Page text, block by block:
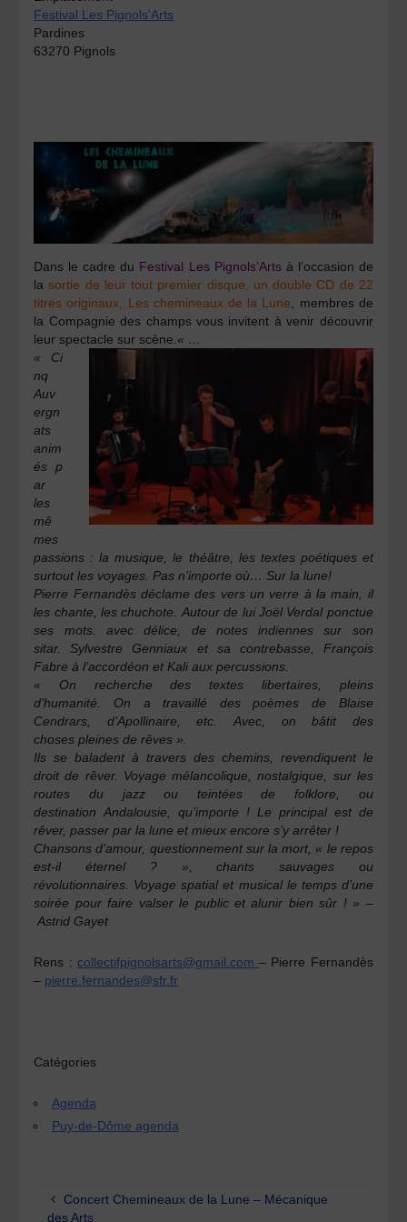
Festival Les Pignols'Arts
Pardines
63270 Pignols
Dans le cadre du Festival Les Pignols’Artsà l’occasion de
lasortie de leur tout premier disque, un double CD de 22
titres originaux, Les chemineaux de la Lune, membres de
la Compagnie des champs vous invitent à venir découvrir
leur spectacle sur scène.« …
« Ci
nq
Auv
ergn
ats
anim
és p
ar
les
mê
mes
passions : la musique, le théâtre, les textes poétiques et
surtout les voyages. Pas n’importe où… Sur la lune!
Pierre Fernandèsdéclame des vers un verre à la main, il
les chante, les chuchote.Autour de lui Joël Verdal ponctue
ses mots. avec délice, de notes indiennes sur son
sitar.Sylvestre Genniaux et sa contrebasse, François
Fabre à l’accordéon etKali aux percussions.
« On recherche des textes libertaires, pleins
d’humanité. On a travaillé des poèmes de Blaise
Cendrars, d’Apollinaire, etc. Avec, on bâtit des
choses pleines de rêves ».
Ils se baladent à travers des chemins, revendiquent le
droit de rêver. Voyage mélancolique,nostalgique, sur les
routes du jazz ou teintées defolklore, ou
destinationAndalousie, qu’importe ! Le principal est de
rêver,passer par la lune etmieux encore s’y arrêter !
Chansons d’amour, questionnement sur lamort, « le repos
est-il éternel ? », chants sauvages ou
révolutionnaires. Voyage spatial et musical le temps d’une
soirée pourfaire valser le public etalunir bien sûr ! » –
Astrid Gayet
Rens : collectifpignolsarts@gmail.com– Pierre Fernandès
– pierre.fernandes@sfr.fr
Catégories
Agenda
Puy-de-Dôme agenda
Concert Chemineaux de la Lune – Mécanique
des Arts